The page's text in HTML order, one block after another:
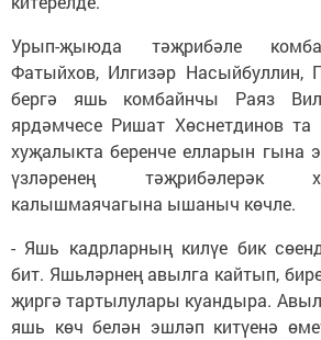
Урып-җыюда тәҗрибәле
Фатыйхов, Илгизәр Насыйбуллин,
бергә яшь комбайнчы Раяз
ярдәмчесе Ришат Хөснетдинов та
хуҗалыкта беренче елларын гына
үзләренең тәҗрибәлерәк
калышмаячагына ышаныч көчле.
- Яшь кадрларның килүе бик
бит. Яшьләрнең авылга кайтып,
җиргә тартылулары куандыра.
яшь көч белән эшләп китүенә